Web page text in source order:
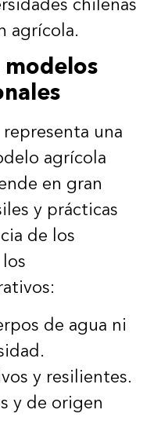
chilenas
agrícola.
modelos
representa una
agrícola
en gran
y prácticas
de los
de agua ni
y resilientes.
y de origen